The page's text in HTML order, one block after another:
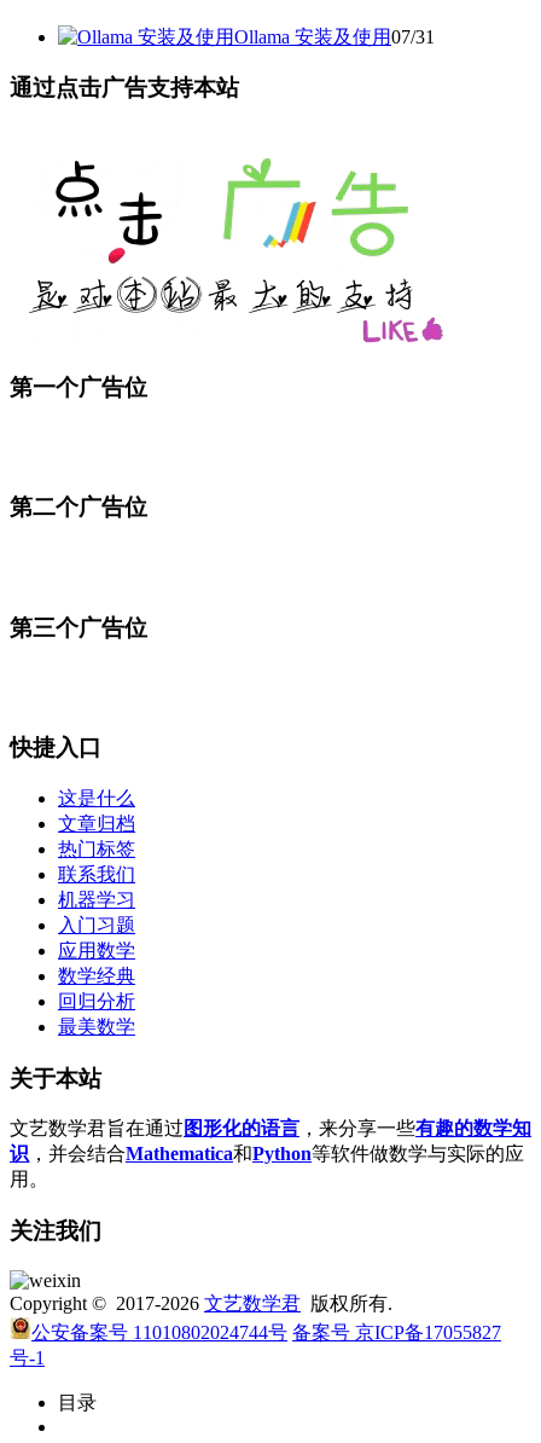
Ollama 安装及使用07/31
通过点击广告支持本站
第一个广告位
第二个广告位
第三个广告位
快捷入口
这是什么
文章归档
热门标签
联系我们
机器学习
入门习题
应用数学
数学经典
回归分析
最美数学
关于本站
文艺数学君旨在通过 图形化的语言 ，来分享一些有趣的数学知
识 ，并会结合Mathematica和Python等软件做数学与实际的应
用。
关注我们
Copyright © 2017-2026 文艺数学君 版权所有.
公安备案号 11010802024744号 备案号 京ICP备17055827
号-1
目录